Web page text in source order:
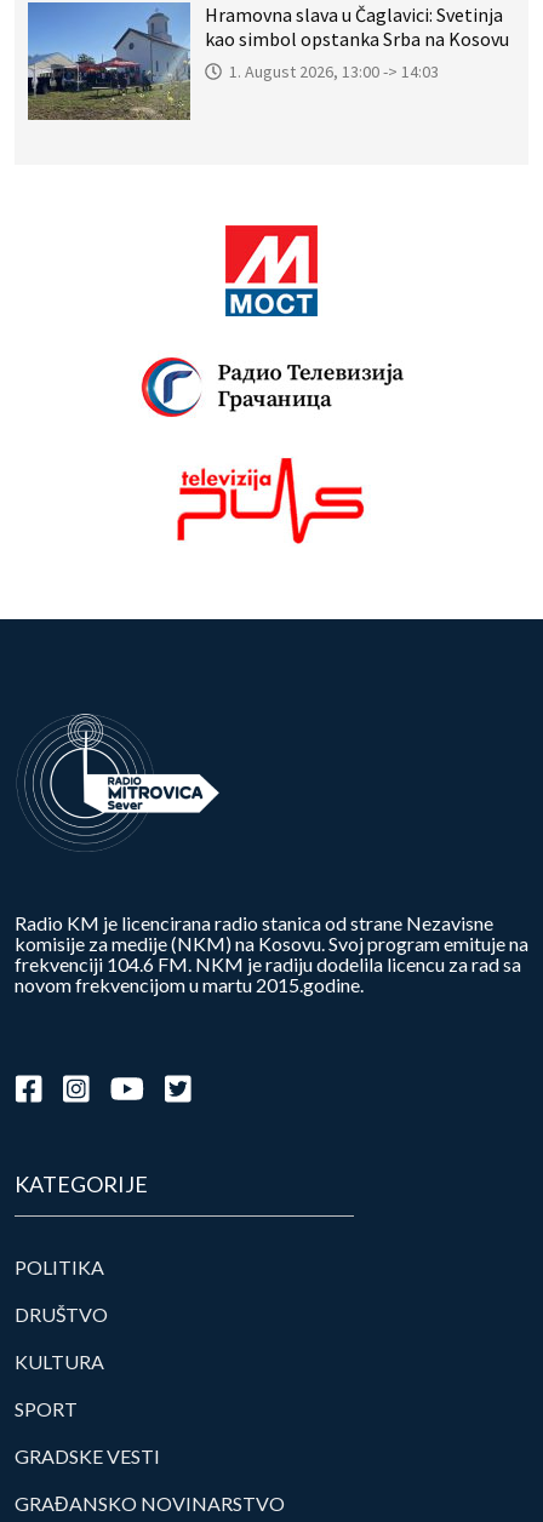
Hramovna slava u Čaglavici: Svetinja
kao simbol opstanka Srba na Kosovu
1. August 2026, 13:00 -> 14:03
Radio KM je licencirana radio stanica od strane Nezavisne
komisije za medije (NKM) na Kosovu. Svoj program emituje na
frekvenciji 104.6 FM. NKM je radiju dodelila licencu za rad sa
novom frekvencijom u martu 2015.godine.
KATEGORIJE
POLITIKA
DRUŠTVO
KULTURA
SPORT
GRADSKE VESTI
GRAĐANSKO NOVINARSTVO